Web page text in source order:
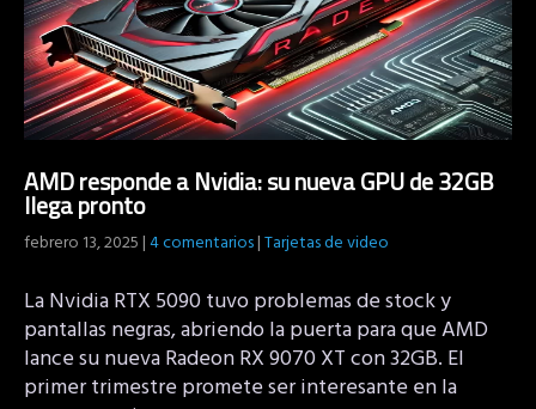
AMD responde a Nvidia: su nueva GPU de 32GB
llega pronto
febrero 13, 2025|4 comentarios|Tarjetas de video
La Nvidia RTX 5090 tuvo problemas de stock y
pantallas negras, abriendo la puerta para que AMD
lance su nueva Radeon RX 9070 XT con 32GB. El
primer trimestre promete ser interesante en la